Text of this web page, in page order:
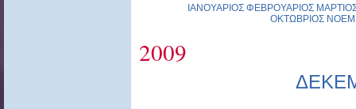
ΙΑΝΟΥΑΡΙΟΣ ΦΕΒΡΟΥΑΡΙΟΣ
ΟΚΤΩΒΡΙΟΣ
2009